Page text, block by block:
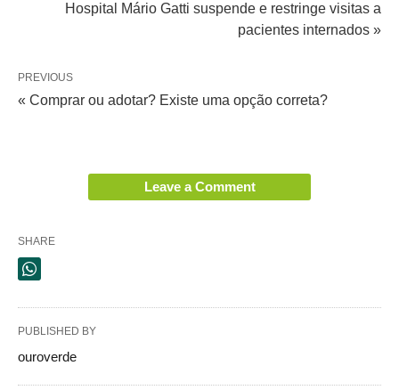
Hospital Mário Gatti suspende e restringe visitas a
pacientes internados »
PREVIOUS
« Comprar ou adotar? Existe uma opção correta?
Leave a Comment
SHARE
PUBLISHED BY
ouroverde